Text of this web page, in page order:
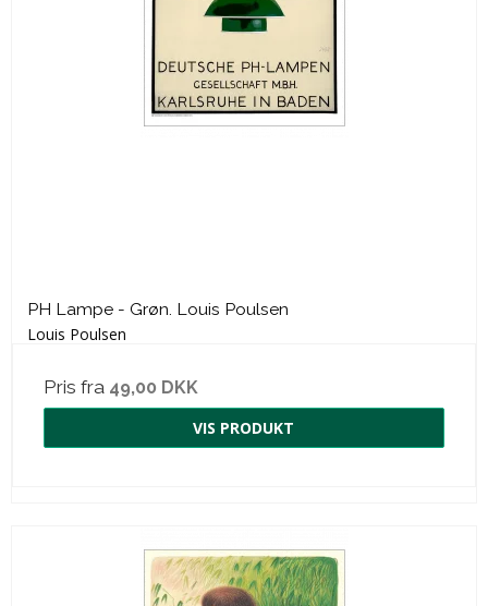
PH Lampe - Grøn. Louis Poulsen
Louis Poulsen
Pris fra 49,00 DKK
VIS PRODUKT